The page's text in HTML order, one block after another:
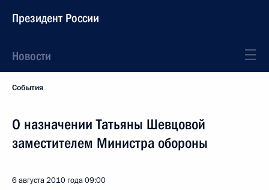
Президент России
Новости
События
О назначении Татьяны Шевцовой
заместителем Министра обороны
6 августа 2010 года09:00